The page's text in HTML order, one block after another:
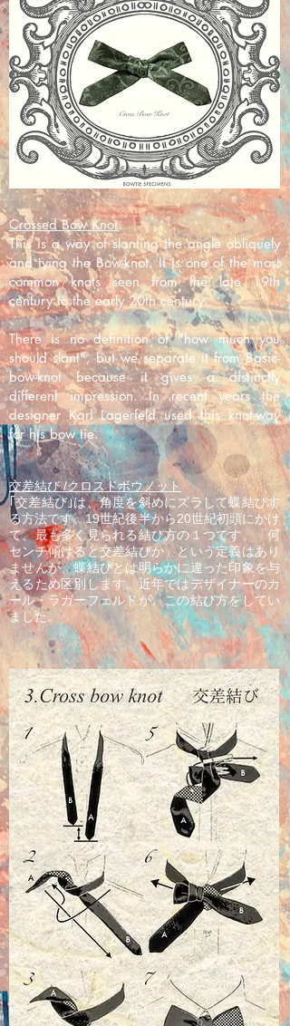
Crossed Bow Knot
This is a way of slanting the angle obliquely
and tying the Bow-knot. It is one of the most
common knots seen from the late 19th
century to the early 20th century.
There is no definition of "how much you
should slant", but we separate it from Basic-
bow-knot because it gives a distinctly
different impression. In recent years the
designer Karl Lagerfeld used this knot-way
for his bow tie.
交差結び /クロスドボウノット
｢交差結び｣は、角度を斜めにズラして蝶結びす
る方法です。19世紀後半から20世紀初頭にかけ
て、最も多く見られる結び方の１つです。「何
センチ傾けると交差結びか」という定義はあり
ませんが、蝶結びとは明らかに違った印象を与
えるため区別します。近年ではデザイナーのカ
ール・ラガーフェルドが、この結び方をしてい
ました。